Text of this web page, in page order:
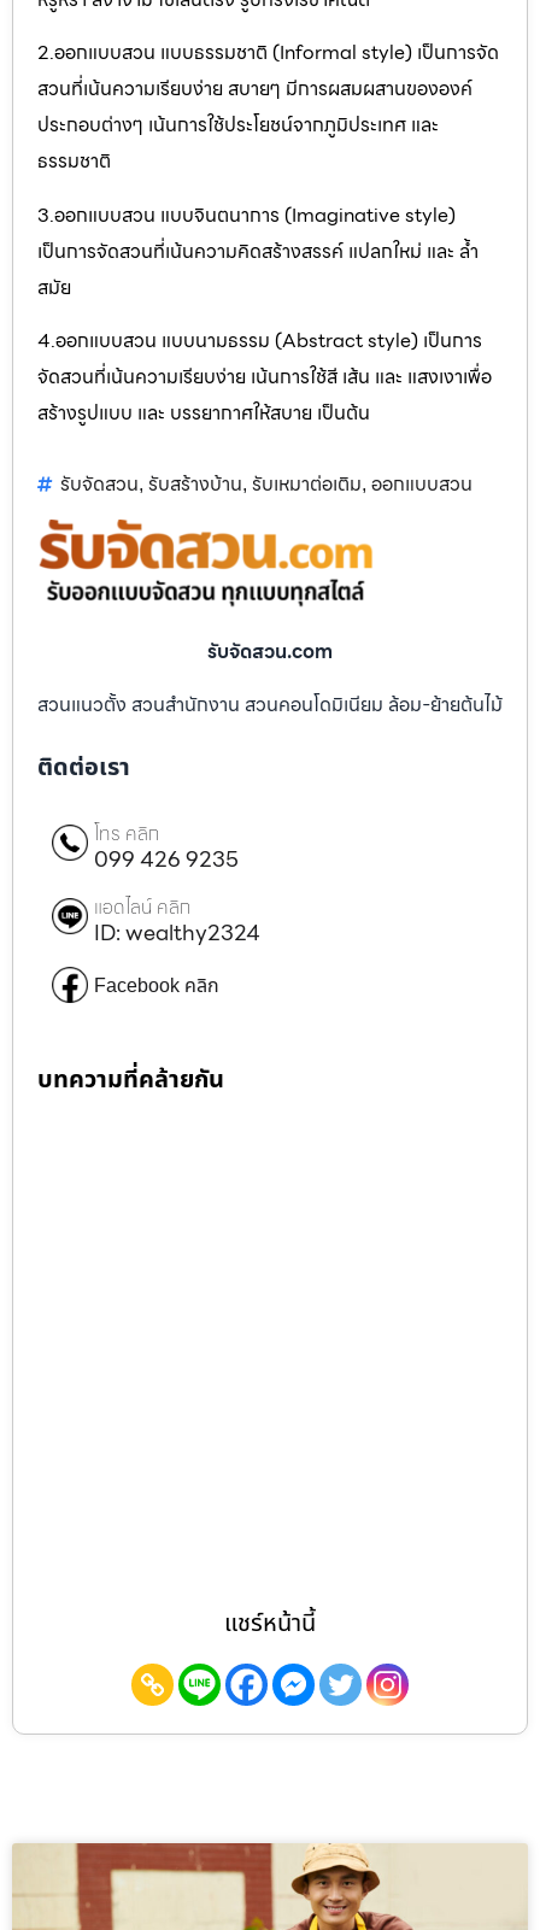
2.ออกแบบสวน แบบธรรมชาติ (Informal style) เป็นการจัด
สวนที่เน้นความเรียบง่าย สบายๆ มีการผสมผสานขององค์
ประกอบต่างๆ เน้นการใช้ประโยชน์จากภูมิประเทศ และ
ธรรมชาติ
3.ออกแบบสวน แบบจินตนาการ (Imaginative style)
เป็นการจัดสวนที่เน้นความคิดสร้างสรรค์ แปลกใหม่ และ ล้ำ
สมัย
4.ออกแบบสวน แบบนามธรรม (Abstract style) เป็นการ
จัดสวนที่เน้นความเรียบง่าย เน้นการใช้สี เส้น และ แสงเงาเพื่อ
สร้างรูปแบบ และ บรรยากาศให้สบาย เป็นต้น
รับจัดสวน, รับสร้างบ้าน, รับเหมาต่อเติม, ออกแบบสวน
รับจัดสวน.com
สวนแนวตั้ง สวนสำนักงาน สวนคอนโดมิเนียม ล้อม-ย้ายต้นไม้
ติดต่อเรา
โทร คลิก
099 426 9235
แอดไลน์ คลิก
ID: wealthy2324
Facebook คลิก
บทความที่คล้ายกัน
แชร์หน้านี้